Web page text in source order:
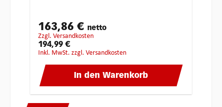
163,86 € netto
zzgl. Versandkosten
194,99 €
inkl. MwSt. zzgl. Versandkosten
In den Warenkorb